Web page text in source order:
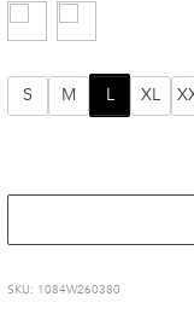
S M L XL
: 1084W260380